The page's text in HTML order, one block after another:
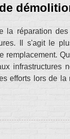
la réparation des
Il s'agit le
remplacement.
infrastructures
efforts lors de la